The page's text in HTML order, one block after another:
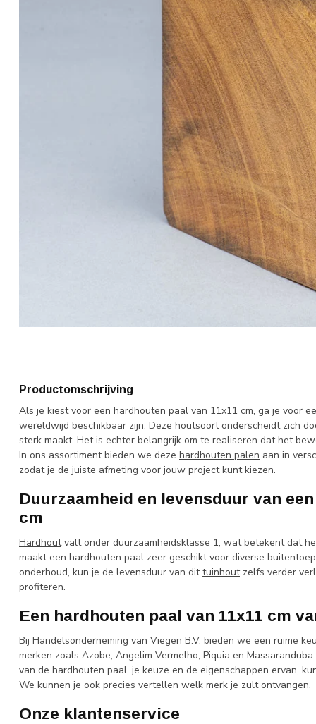
Productomschrijving
Als je kiest voor een hardhouten paal van 11x11 cm, ga je voor
wereldwijd beschikbaar zijn. Deze houtsoort onderscheidt zich
sterk maakt. Het is echter belangrijk om te realiseren dat het
In ons assortiment bieden we deze hardhouten palen aan in
zodat je de juiste afmeting voor jouw project kunt kiezen.
Duurzaamheid en levensduur van
cm
Hardhoutvalt onder duurzaamheidsklasse 1, wat betekent dat
maakt een hardhouten paal zeer geschikt voor diverse
onderhoud, kun je de levensduur van dittuinhoutzelfs verder
profiteren.
Een hardhouten paal van 11x11 cm
Bij Handelsonderneming van Viegen B.V. bieden we een ruime
merken zoals Azobe, Angelim Vermelho, Piquia en
van de hardhouten paal, je keuze en de eigenschappen ervan,
We kunnen je ook precies vertellen welk merk je zult ontvangen.
Onze klantenservice